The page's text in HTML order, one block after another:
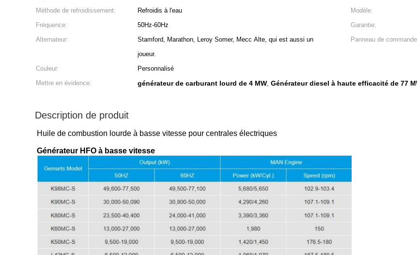
Méthode de refroidissement:
Refroidis à l'eau Modèle:
Fréquence:
50Hz-60Hz Garantie:
Alternateur:
Stamford, Marathon, Leroy Somer, Mecc Alte, qui est aussi un
joueur.
Panneau de
Couleur:
Personnalisé
Mettre en évidence:
générateur de carburant lourd de 4 MW, Générateur diesel à haute efficacité de 77
Description de produit
Huile de combustion lourde à basse vitesse pour centrales électriques
Générateur HFO à basse vitesse